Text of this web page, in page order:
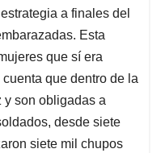
a finales del
Esta
que sí era
que dentro de la
y son obligadas a
desde siete
siete mil chupos